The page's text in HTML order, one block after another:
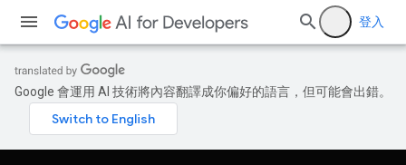
登入
Google 會運用 AI 技術將內容翻譯成你偏好的語言，但可能會出錯。